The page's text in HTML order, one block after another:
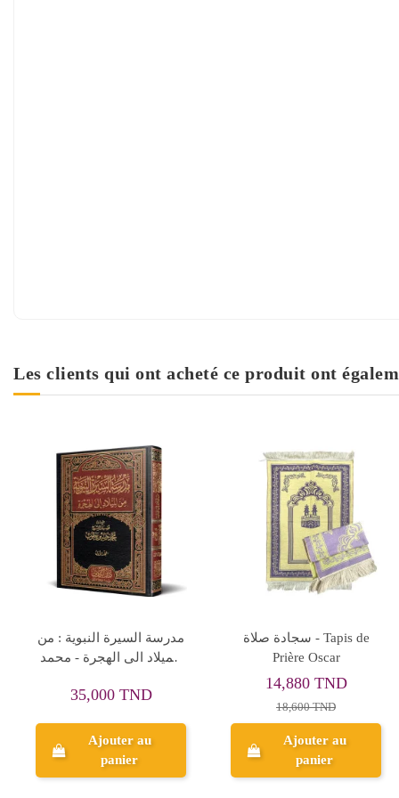
Les clients qui ont acheté ce produit ont
حبيب الله محمد ﷺ - محمد
حسين يعقوب
41,000 TND
Ajouter au
panier
سجادة صلاة - Tapis de
Prière
18,600 TND
Ajouter au
panier